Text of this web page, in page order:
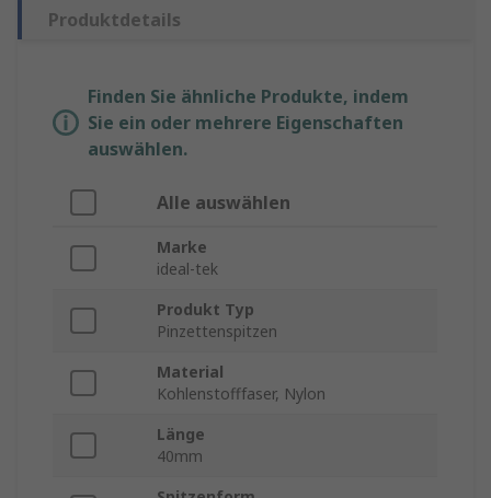
Produktdetails
Finden Sie ähnliche Produkte, indem
Sie ein oder mehrere Eigenschaften
auswählen.
Alle auswählen
Marke
ideal-tek
Produkt Typ
Pinzettenspitzen
Material
Kohlenstofffaser, Nylon
Länge
40mm